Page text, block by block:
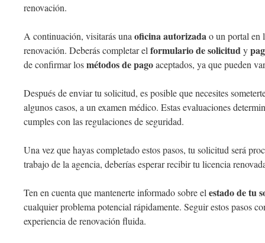
renovación.
A continuación, visitarás una oficina autorizadao un portal en
renovación. Deberás completar el formulario de solicitudy
de confirmar losmétodos de pagoaceptados, ya que pueden
Después de enviar tu solicitud, es posible que necesites
algunos casos, a un examen médico. Estas evaluaciones
cumples con las regulaciones de seguridad.
Una vez que hayas completado estos pasos, tu solicitud será
trabajo de la agencia, deberías esperar recibir tu licencia
Ten en cuenta que mantenerte informado sobre el estado de tu
cualquier problema potencial rápidamente. Seguir estos pasos
experiencia de renovación fluida.